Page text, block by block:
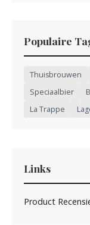
Populaire
Thuisbrouwen
Speciaalbier
La Trappe
Links
Product